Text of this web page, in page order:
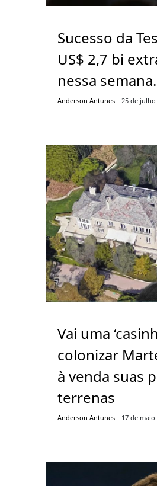
Sucesso da
US$ 2,7 bi
nessa
Anderson Antunes 25 de julho
Vai uma
colonizar
à venda suas
terrenas
Anderson Antunes 17 de maio